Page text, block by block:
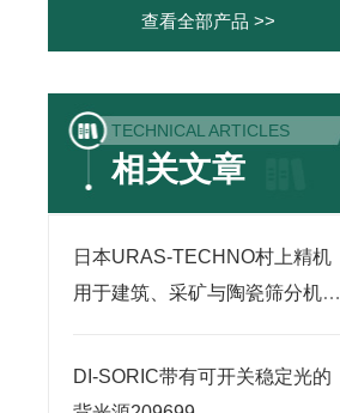
查看全部产品 >>
TECHNICAL ARTICLES
相关文章
日本URAS-TECHNO村上精机
用于建筑、采矿与陶瓷筛分机北
DI-SORIC带有可开关稳定光的